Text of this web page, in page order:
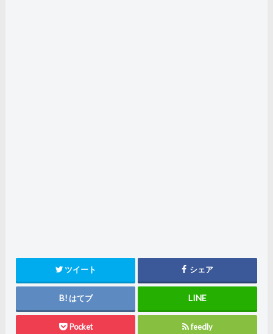
ツイート シェア
はてブ
Pocket feedly